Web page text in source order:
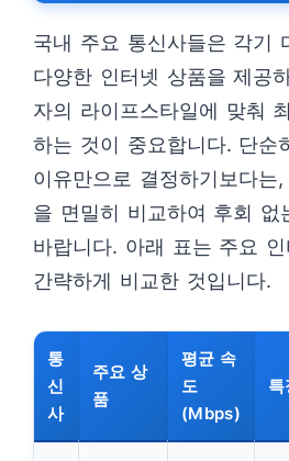
국내 주요 통신사들은 각기
다양한 인터넷 상품을 제공
자의 라이프스타일에 맞춰
하는 것이 중요합니다. 단순
이유만으로 결정하기보다는
을 면밀히 비교하여 후회 없
바랍니다. 아래 표는 주요
간략하게 비교한 것입니다.
통
신
사
주요 상
품
평균 속
도
(Mbps)
특